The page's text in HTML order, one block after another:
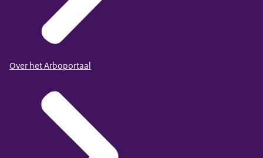
Over het Arboportaal